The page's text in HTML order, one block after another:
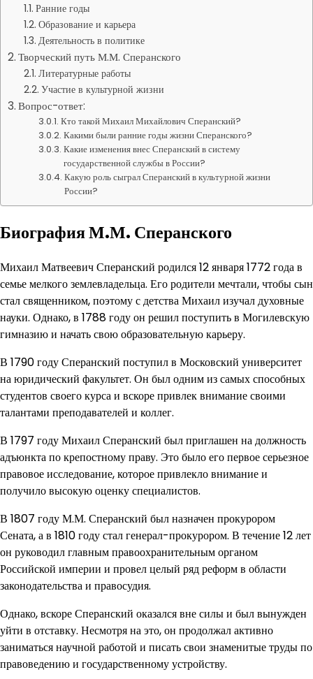
Ранние годы
Образование и карьера
Деятельность в политике
Творческий путь М.М. Сперанского
Литературные работы
Участие в культурной жизни
Вопрос-ответ:
Кто такой Михаил Михайлович Сперанский?
Какими были ранние годы жизни Сперанского?
Какие изменения внес Сперанский в систему
государственной службы в России?
Какую роль сыграл Сперанский в культурной жизни
России?
Биография М.М. Сперанского
Михаил Матвеевич Сперанский родился 12 января 1772 года в
семье мелкого землевладельца. Его родители мечтали, чтобы сын
стал священником, поэтому с детства Михаил изучал духовные
науки. Однако, в 1788 году он решил поступить в Могилевскую
гимназию и начать свою образовательную карьеру.
В 1790 году Сперанский поступил в Московский университет
на юридический факультет. Он был одним из самых способных
студентов своего курса и вскоре привлек внимание своими
талантами преподавателей и коллег.
В 1797 году Михаил Сперанский был приглашен на должность
адъюнкта по крепостному праву. Это было его первое серьезное
правовое исследование, которое привлекло внимание и
получило высокую оценку специалистов.
В 1807 году М.М. Сперанский был назначен прокурором
Сената, а в 1810 году стал генерал-прокурором. В течение 12 лет
он руководил главным правоохранительным органом
Российской империи и провел целый ряд реформ в области
законодательства и правосудия.
Однако, вскоре Сперанский оказался вне силы и был вынужден
уйти в отставку. Несмотря на это, он продолжал активно
заниматься научной работой и писать свои знаменитые труды по
правоведению и государственному устройству.